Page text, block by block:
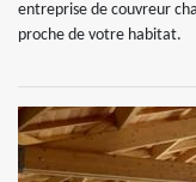
entreprise de couvreur
proche de votre habitat.